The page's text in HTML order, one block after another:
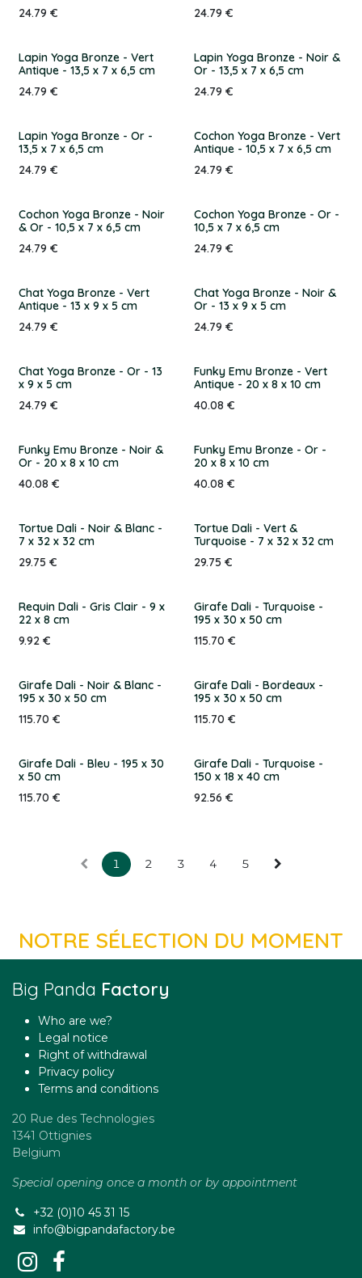
24.79 €
24.79 €
Lapin Yoga Bronze - Vert
Antique - 13,5 x 7 x 6,5 cm
24.79 €
Lapin Yoga Bronze - Noir &
Or - 13,5 x 7 x 6,5 cm
24.79 €
Lapin Yoga Bronze - Or -
13,5 x 7 x 6,5 cm
24.79 €
Cochon Yoga Bronze - Vert
Antique - 10,5 x 7 x 6,5 cm
24.79 €
Cochon Yoga Bronze - Noir
& Or - 10,5 x 7 x 6,5 cm
24.79 €
Cochon Yoga Bronze - Or -
10,5 x 7 x 6,5 cm
24.79 €
Chat Yoga Bronze - Vert
Antique - 13 x 9 x 5 cm
24.79 €
Chat Yoga Bronze - Noir &
Or - 13 x 9 x 5 cm
24.79 €
Chat Yoga Bronze - Or - 13
x 9 x 5 cm
24.79 €
Funky Emu Bronze - Vert
Antique - 20 x 8 x 10 cm
40.08 €
Funky Emu Bronze - Noir &
Or - 20 x 8 x 10 cm
40.08 €
Funky Emu Bronze - Or -
20 x 8 x 10 cm
40.08 €
Tortue Dali - Noir & Blanc -
7 x 32 x 32 cm
29.75 €
Tortue Dali - Vert &
Turquoise - 7 x 32 x 32 cm
29.75 €
Requin Dali - Gris Clair - 9 x
22 x 8 cm
9.92 €
Girafe Dali - Turquoise -
195 x 30 x 50 cm
115.70 €
Girafe Dali - Noir & Blanc -
195 x 30 x 50 cm
115.70 €
Girafe Dali - Bordeaux -
195 x 30 x 50 cm
115.70 €
Girafe Dali - Bleu - 195 x 30
x 50 cm
115.70 €
Girafe Dali - Turquoise -
150 x 18 x 40 cm
92.56 €
1 2 3 4 5
NOTRE SÉLECTION DU MOMENT
Big Panda Factory
Who are we?
Legal notice
Right of withdrawal
Privacy policy
Terms and conditions
20 Rue des Technologies
1341 Ottignies
Belgium
Special opening once a month or by appointment
+32 (0)10 45 31 15
info@bigpandafactory.be